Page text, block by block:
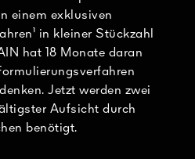
einem exklusiven
in kleiner Stückzahl
hat 18 Monate daran
Jetzt werden zwei
Aufsicht durch
benötigt.